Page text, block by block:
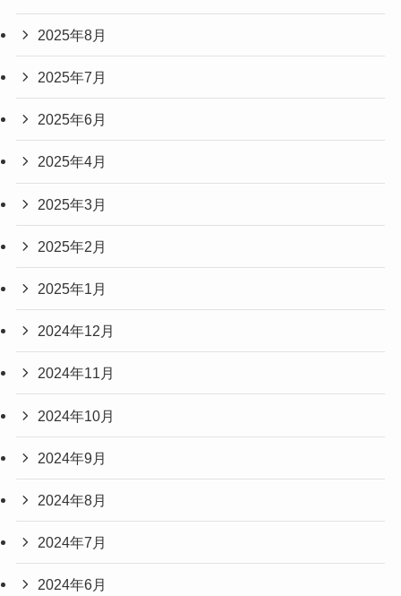
2025年8月
2025年7月
2025年6月
2025年4月
2025年3月
2025年2月
2025年1月
2024年12月
2024年11月
2024年10月
2024年9月
2024年8月
2024年7月
2024年6月